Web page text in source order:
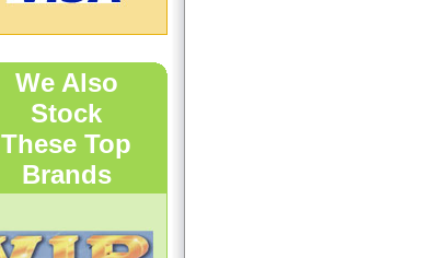
We Also
Stock
These Top
Brands